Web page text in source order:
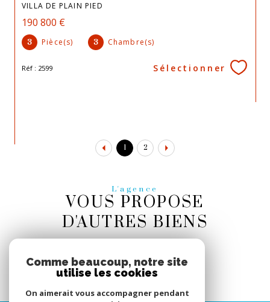
VILLA DE PLAIN PIED
190 800 €
3 Pièce(s) 3 Chambre(s)
Réf : 2599 Sélectionner
1 2
L'agence
VOUS PROPOSE
D'AUTRES BIENS
Comme beaucoup, notre site
utilise les cookies
On aimerait vous accompagner pendant